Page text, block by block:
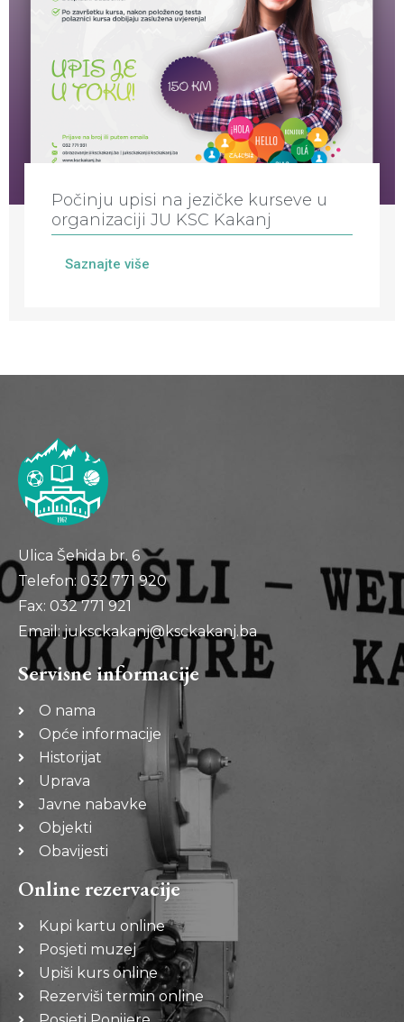
Počinju upisi na jezičke kurseve u
organizaciji JU KSC Kakanj
Saznajte više
Ulica Šehida br. 6
Telefon: 032 771 920
Fax: 032 771 921
Email: juksckakanj@ksckakanj.ba
Servisne informacije
O nama
Opće informacije
Historijat
Uprava
Javne nabavke
Objekti
Obavijesti
Online rezervacije
Kupi kartu online
Posjeti muzej
Upiši kurs online
Rezerviši termin online